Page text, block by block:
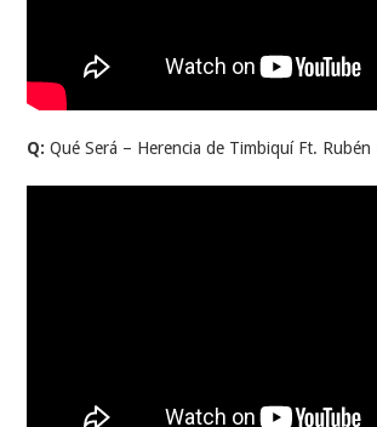
Q:Qué Será – Herencia de Timbiquí Ft. Rubén